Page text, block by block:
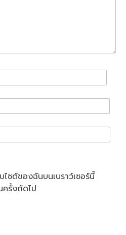
ซต์ของฉันบนเบราว์เซอร์นี้
ครั้งถัดไป